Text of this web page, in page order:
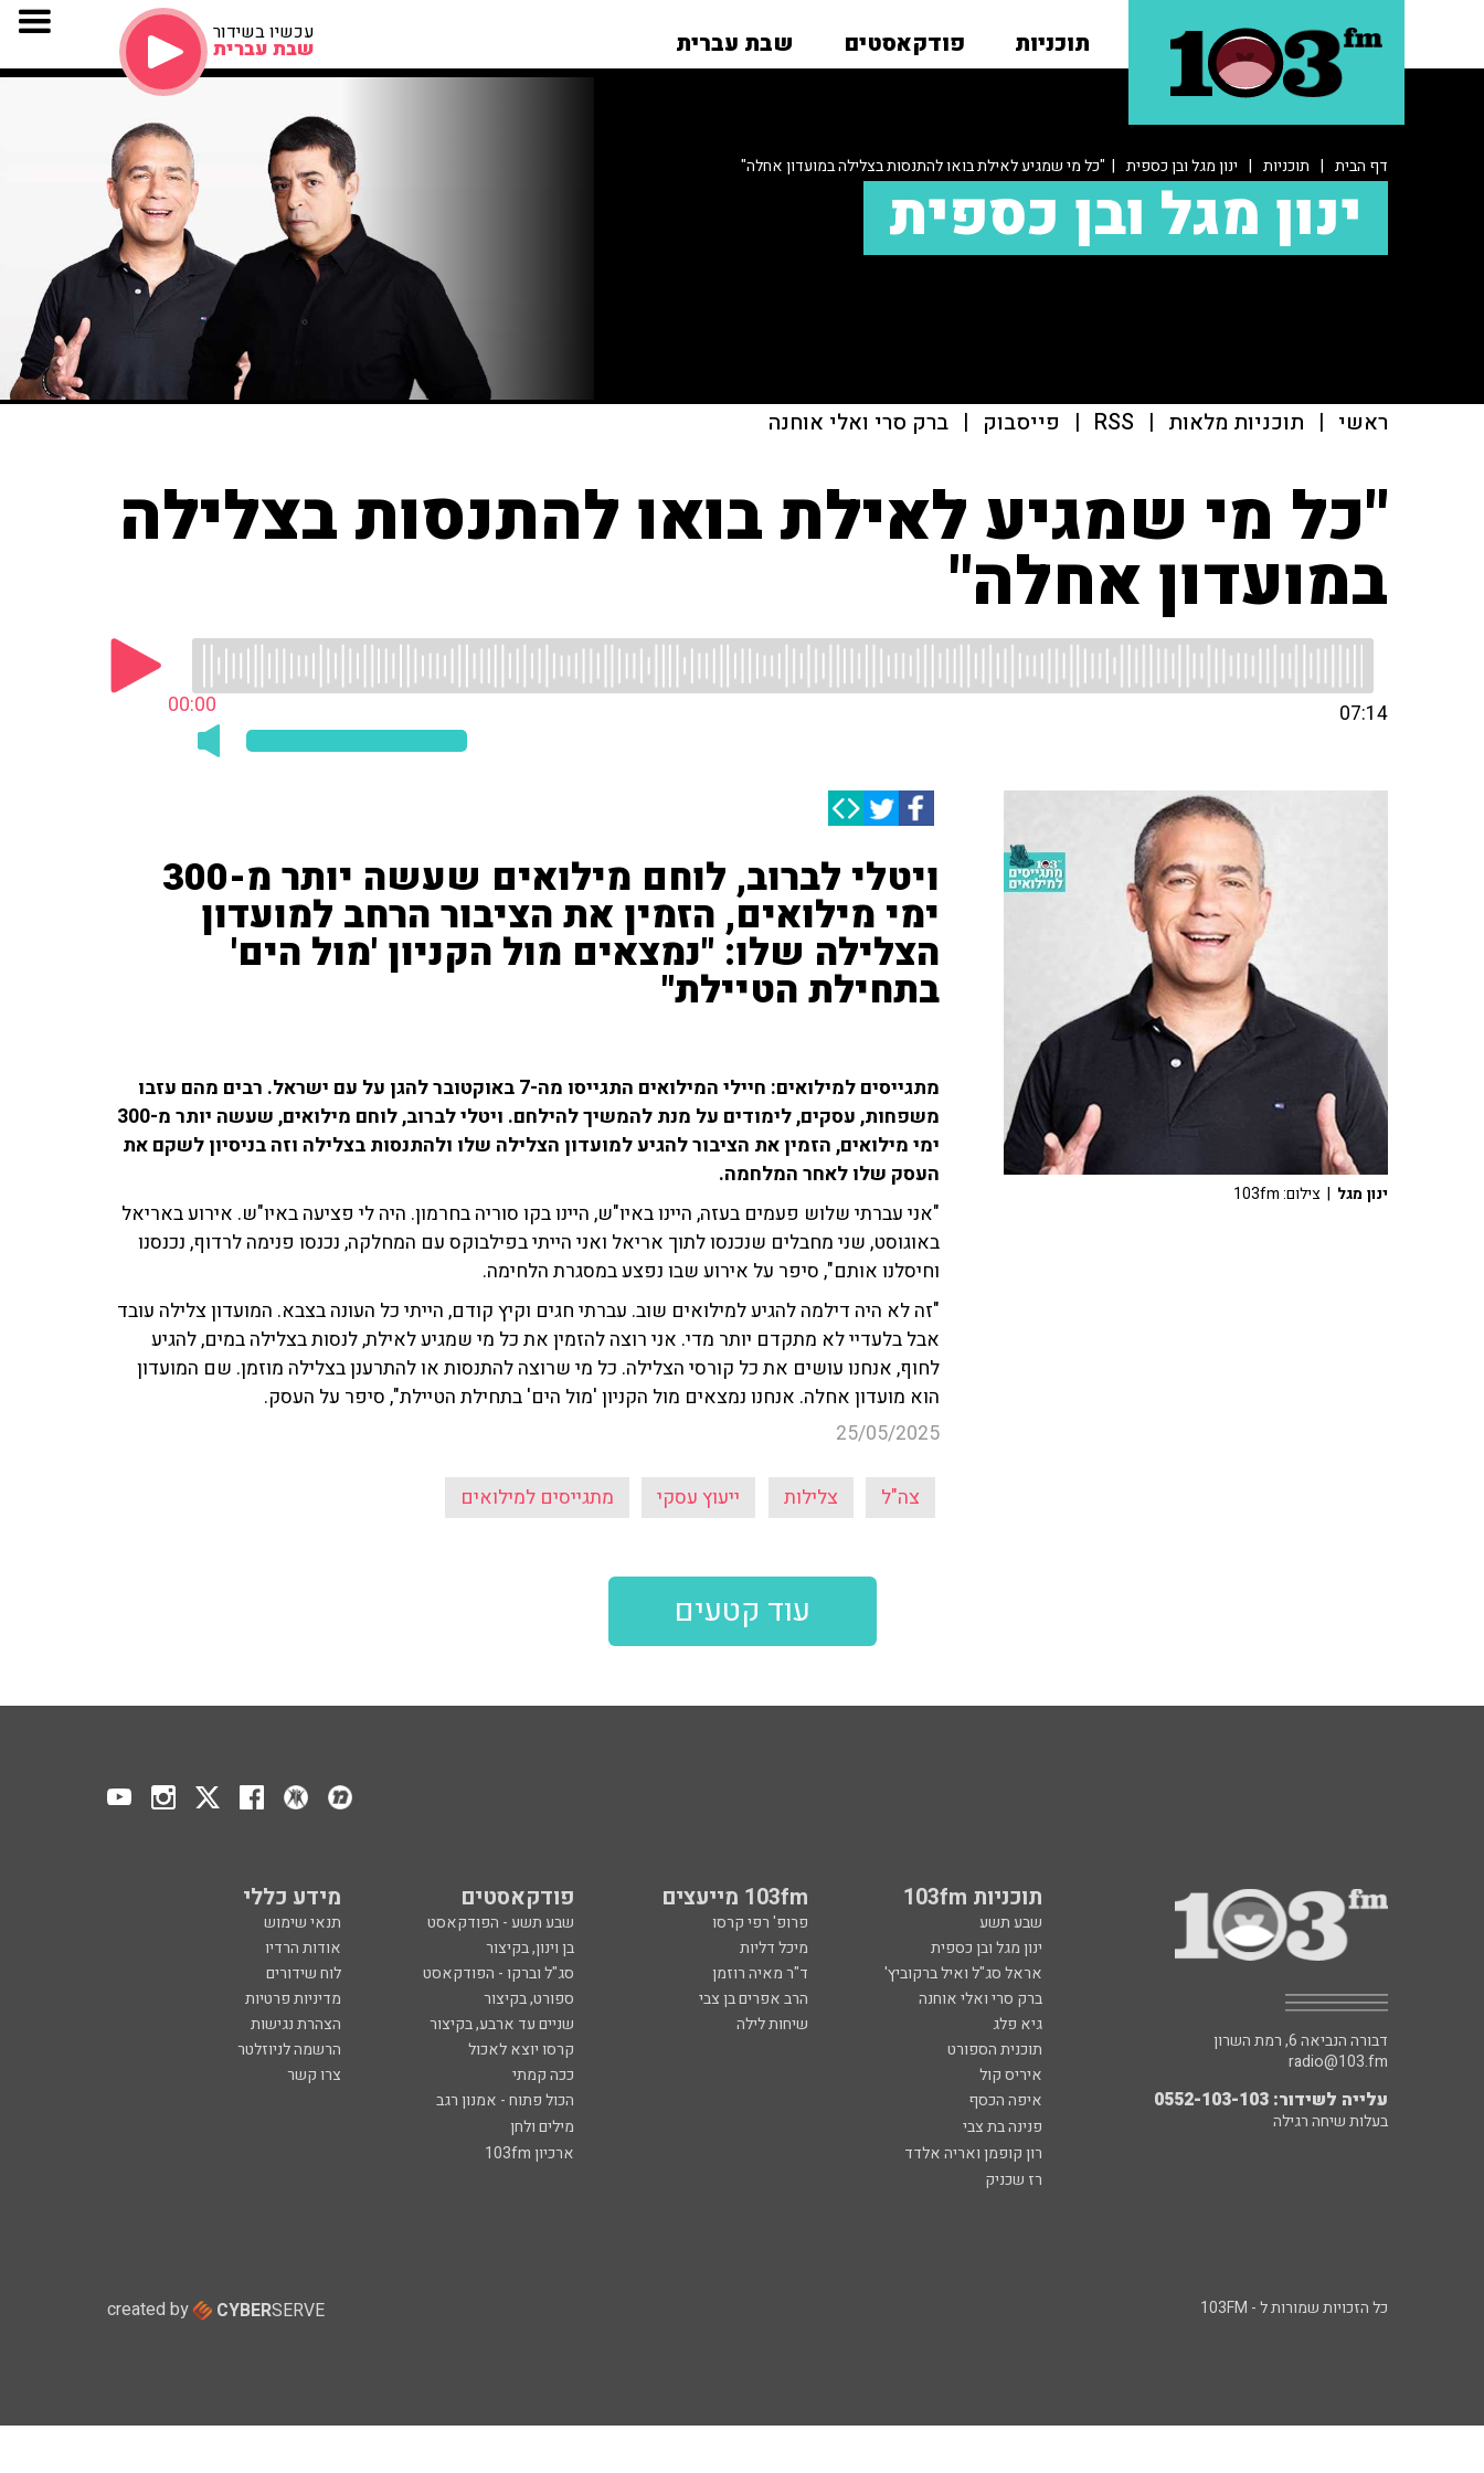
תוכניות פודקאסטים שבת עברית עכשיו בשידור
שבת עברית
דף הבית | תוכניות | ינון מגל ובן כספית | "כל מי שמגיע לאילת בואו להתנסות בצלילה במועדון אחלה"
ינון מגל ובן כספית
ראשי | תוכניות מלאות |
RSS
| פייסבוק | ברק סרי ואלי אוחנה
"כל מי שמגיע לאילת בואו להתנסות בצלילה
במועדון אחלה"
00:00 07:14
ויטלי לברוב, לוחם מילואים שעשה יותר מ-300
ימי מילואים, הזמין את הציבור הרחב למועדון
הצלילה שלו: "נמצאים מול הקניון 'מול הים'
בתחילת הטיילת"
מתגייסים למילואים: חיילי המילואים התגייסו מה-7 באוקטובר להגן על עם ישראל. רבים מהם עזבו
משפחות, עסקים, לימודים על מנת להמשיך להילחם. ויטלי לברוב, לוחם מילואים, שעשה יותר מ-300
ימי מילואים, הזמין את הציבור להגיע למועדון הצלילה שלו ולהתנסות בצלילה וזה בניסיון לשקם את
העסק שלו לאחר המלחמה.
"אני עברתי שלוש פעמים בעזה, היינו באיו"ש, היינו בקו סוריה בחרמון. היה לי פציעה באיו"ש. אירוע באריאל
באוגוסט, שני מחבלים שנכנסו לתוך אריאל ואני הייתי בפילבוקס עם המחלקה, נכנסו פנימה לרדוף, נכנסנו
וחיסלנו אותם", סיפר על אירוע שבו נפצע במסגרת הלחימה.
"זה לא היה דילמה להגיע למילואים שוב. עברתי חגים וקיץ קודם, הייתי כל העונה בצבא. המועדון צלילה עובד
אבל בלעדיי לא מתקדם יותר מדי. אני רוצה להזמין את כל מי שמגיע לאילת, לנסות בצלילה במים, להגיע
לחוף, אנחנו עושים את כל קורסי הצלילה. כל מי שרוצה להתנסות או להתרענן בצלילה מוזמן. שם המועדון
הוא מועדון אחלה. אנחנו נמצאים מול הקניון 'מול הים' בתחילת הטיילת", סיפר על העסק.
25/05/2025
צה"ל צלילות ייעוץ עסקי מתגייסים למילואים
ינון מגל | צילום: 103fm
עוד קטעים
תוכניות 103fm 103fm מייעצים פודקאסטים מידע כללי
שבע תשע פרופ' רפי קרסו שבע תשע - הפודקאסט
תנאי שימוש
ינון מגל ובן כספית
מיכל דליות בן וינון, בקיצור
אודות הרדיו
אראל סג"ל ואיל ברקוביץ'
ד"ר מאיה רוזמן סג"ל וברקו - הפודקאסט
לוח שידורים
ברק סרי ואלי אוחנה
הרב אפרים בן צבי ספורט, בקיצור
מדיניות פרטיות
גיא פלג
שיחות לילה שניים עד ארבע, בקיצור
הצהרת נגישות
תוכנית הספורט
קרסו יוצא לאכול
הרשמה לניוזלטר
איריס קול
ככה קמתי
צרו קשר
איפה הכסף
הכול פתוח - אמנון רגב
פנינה בת צבי
מילים ולחן
רון קופמן ואריה אלדד
ארכיון 103fm
רז שכניק
דבורה הנביאה 6, רמת השרון
radio@103.fm
עלייה לשידור: 0552-103-103
בעלות שיחה רגילה
כל הזכויות שמורות ל - 103FM created by CYBERSERVE